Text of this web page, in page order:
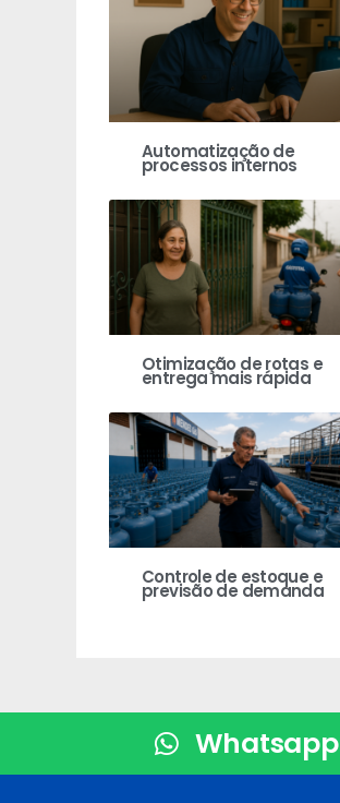
Automatização de
processos internos
Otimização de rotas e
entrega mais rápida
Controle de estoque e
previsão de demanda
Whatsapp